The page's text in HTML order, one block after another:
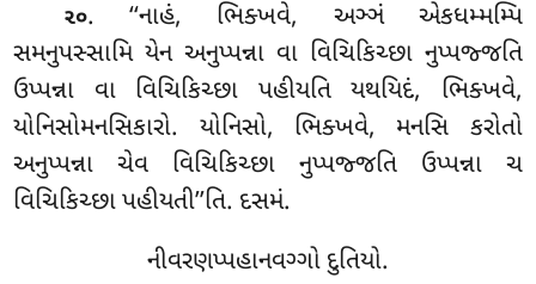
૨૦. ‘‘નાહં, ભિક્ખવે, અઞ્ઞં એકધમ્મમ્પિ
સમનુપસ્સામિયેન અનુપ્પન્ના વા વિચિકિચ્છા નુપ્પજ્જતિ
ઉપ્પન્ના વા વિચિકિચ્છા પહીયતિ યથયિદં, ભિક્ખવે,
યોનિસોમનસિકારો. યોનિસો, ભિક્ખવે, મનસિ કરોતો
અનુપ્પન્ના ચેવ વિચિકિચ્છા નુપ્પજ્જતિ ઉપ્પન્ના ચ
વિચિકિચ્છા પહીયતી’’તિ. દસમં.
નીવરણપ્પહાનવગ્ગો દુતિયો.